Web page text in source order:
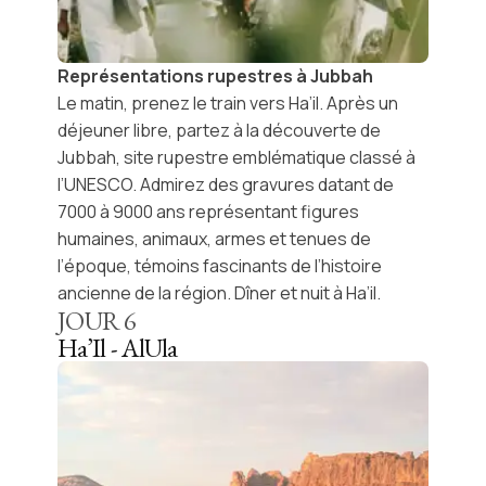
Représentations rupestres à Jubbah
Le matin, prenez le train versHa’il. Après un
déjeuner libre, partez à la découverte de
Jubbah, site rupestre emblématique classé à
l’UNESCO. Admirez des gravures datant de
7000 à 9000 ans représentant figures
humaines, animaux, armes et tenues de
l’époque, témoins fascinants de l’histoire
ancienne de la région. Dîner et nuit àHa’il.
JOUR6
Ha’Il - AlUla